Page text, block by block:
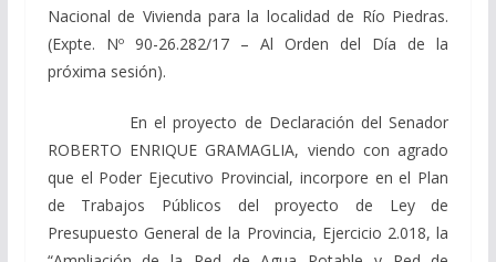
Nacional de Vivienda para la localidad de Río Piedras.
(Expte. Nº 90-26.282/17 – Al Orden del Día de la
próxima sesión).
En el proyecto de Declaración del Senador
ROBERTO ENRIQUE GRAMAGLIA, viendo con agrado
que el Poder Ejecutivo Provincial, incorpore en el Plan
de Trabajos Públicos del proyecto de Ley de
Presupuesto General de la Provincia, Ejercicio 2.018, la